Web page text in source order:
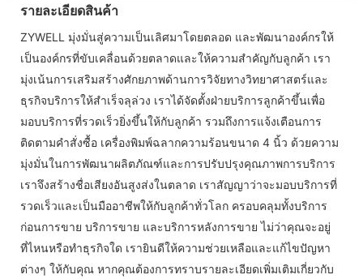
รายละเอียดสินค้า
ZYWELL มุ่งมั่นสู่ความเป็นเลิศมาโดยตลอด และพัฒนาองค์กรให้
เป็นองค์กรที่ขับเคลื่อนด้วยตลาดและให้ความสำคัญกับลูกค้า เรา
มุ่งเน้นการเสริมสร้างศักยภาพด้านการวิจัยทางวิทยาศาสตร์และ
ธุรกิจบริการให้สำเร็จลุล่วง เราได้จัดตั้งฝ่ายบริการลูกค้าขึ้นเพื่อ
มอบบริการที่รวดเร็วยิ่งขึ้นให้กับลูกค้า รวมถึงการแจ้งเตือนการ
ติดตามคำสั่งซื้อ เครื่องพิมพ์ฉลากความร้อนขนาด 4 นิ้ว ด้วยความ
มุ่งมั่นในการพัฒนาผลิตภัณฑ์และการปรับปรุงคุณภาพการบริการ
เราจึงสร้างชื่อเสียงอันสูงส่งในตลาด เราสัญญาว่าจะมอบบริการที่
รวดเร็วและเป็นมืออาชีพให้กับลูกค้าทั่วโลก ครอบคลุมทั้งบริการ
ก่อนการขาย บริการขาย และบริการหลังการขาย ไม่ว่าคุณจะอยู่
ที่ไหนหรือทำธุรกิจใด เรายินดีให้ความช่วยเหลือและแก้ไขปัญหา
ต่างๆ ให้กับคุณ หากคุณต้องการทราบรายละเอียดเพิ่มเติมเกี่ยวกับ